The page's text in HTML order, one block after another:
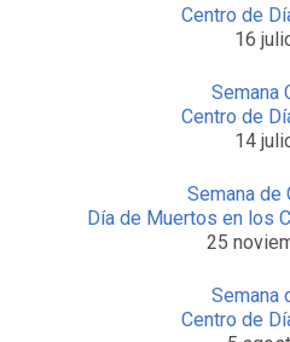
Centro de
16
Semana
Centro de
14
Semana de
Día de Muertos en los
25
Semana
Centro de